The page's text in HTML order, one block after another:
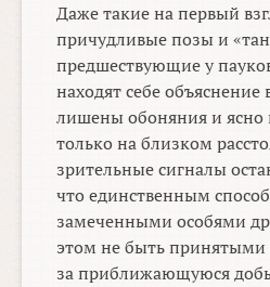
Даже такие на первый
причудливые позы и
предшествующие у
находят себе объяснение
лишены обоняния и ясно
только на близком
зрительные сигналы
что единственным
замеченными особями
этом не быть принятыми
за приближающуюся